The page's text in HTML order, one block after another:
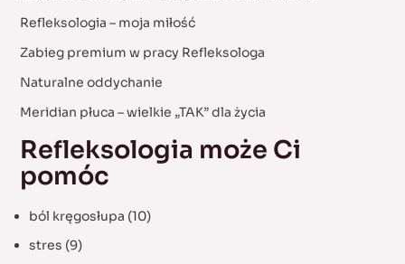
o
r
:
Refleksologia – moja miłość
Zabieg premium w pracy Refleksologa
Naturalne oddychanie
Meridian płuca – wielkie „TAK” dla życia
Refleksologia może Ci
pomóc
ból kręgosłupa (10)
stres (9)